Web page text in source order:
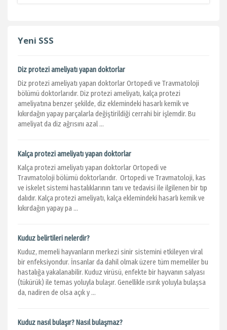
Yeni SSS
Diz protezi ameliyatı yapan doktorlar
Diz protezi ameliyatı yapan doktorlar Ortopedi ve Travmatoloji
bölümü doktorlarıdır. Diz protezi ameliyatı, kalça protezi
ameliyatına benzer şekilde, diz eklemindeki hasarlı kemik ve
kıkırdağın yapay parçalarla değiştirildiği cerrahi bir işlemdir. Bu
ameliyat da diz ağrısını azal ...
Kalça protezi ameliyatı yapan doktorlar
Kalça protezi ameliyatı yapan doktorlar Ortopedi ve
Travmatoloji bölümü doktorlarıdır. Ortopedi ve Travmatoloji, kas
ve iskelet sistemi hastalıklarının tanı ve tedavisi ile ilgilenen bir tıp
dalıdır. Kalça protezi ameliyatı, kalça eklemindeki hasarlı kemik ve
kıkırdağın yapay pa ...
Kuduz belirtileri nelerdir?
Kuduz, memeli hayvanların merkezi sinir sistemini etkileyen viral
bir enfeksiyondur. İnsanlar da dahil olmak üzere tüm memeliler bu
hastalığa yakalanabilir. Kuduz virüsü, enfekte bir hayvanın salyası
(tükürük) ile temas yoluyla bulaşır. Genellikle ısırık yoluyla bulaşsa
da, nadiren de olsa açık y ...
Kuduz nasıl bulaşır? Nasıl bulaşmaz?